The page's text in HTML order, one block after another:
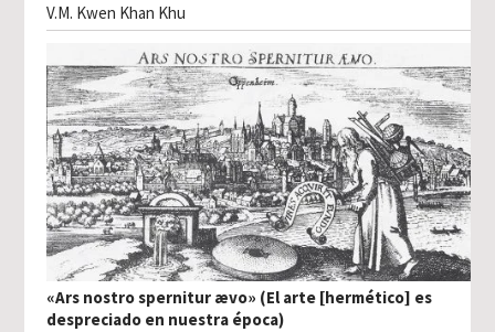
V.M. Kwen Khan Khu
«Ars nostro spernitur ævo» (El arte [hermético] es
despreciado en nuestra época)